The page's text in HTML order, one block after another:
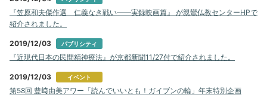
『笠原和夫傑作選 仁義なき戦い――実録映画篇』 が親鸞仏教センターHPで
紹介されました。
2019/12/03 パブリシティ
『近現代日本の民間精神療法』が京都新聞11/27付で紹介されました。
2019/12/03 イベント
第58回 豊﨑由美アワー「読んでいいとも！ガイブンの輪」年末特別企画